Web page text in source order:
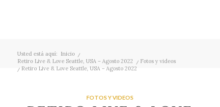
Usted está aquí: Inicio
/
Retiro Live & Love Seattle, USA – Agosto 2022
/ Fotos y videos
/ Retiro Live & Love Seattle, USA – Agosto 2022
FOTOS Y VIDEOS